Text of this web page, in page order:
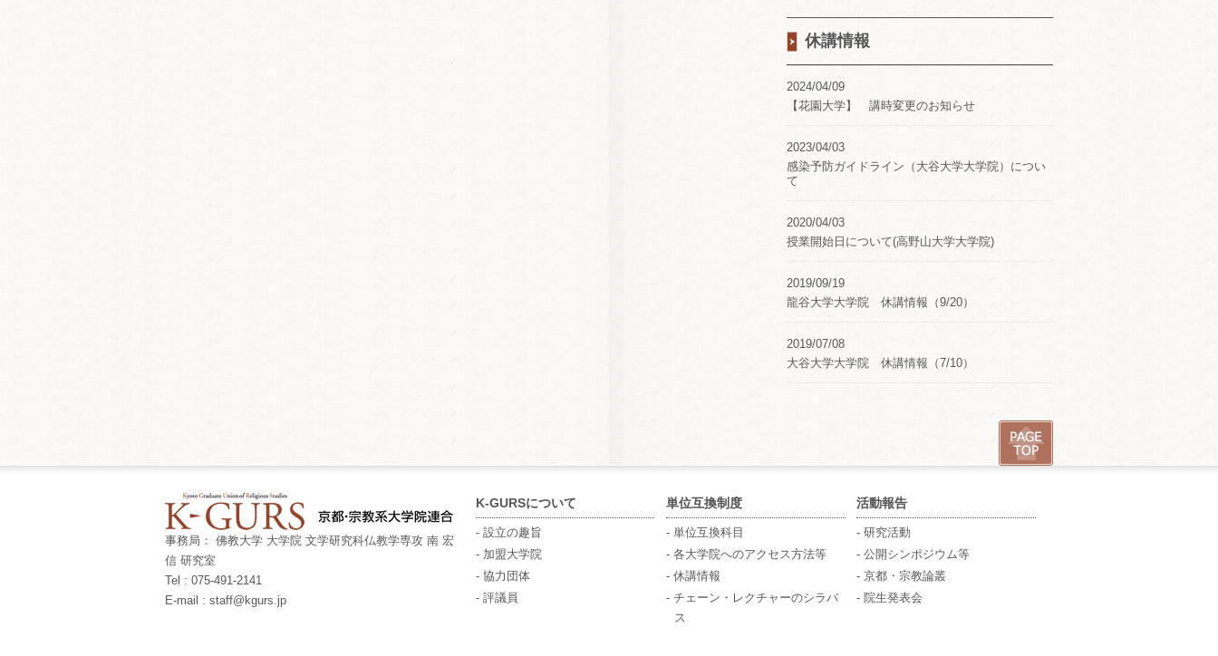
休講情報
2024/04/09
【花園大学】 講時変更のお知らせ
2023/04/03
感染予防ガイドライン（大谷大学大学院）につい
て
2020/04/03
授業開始日について(高野山大学大学院)
2019/09/19
龍谷大学大学院 休講情報（9/20）
2019/07/08
大谷大学大学院 休講情報（7/10）
事務局： 佛教大学 大学院 文学研究科仏教学専攻 南 宏
信 研究室
Tel : 075-491-2141
E-mail : staff@kgurs.jp
K-GURSについて
- 設立の趣旨
- 加盟大学院
- 協力団体
- 評議員
単位互換制度
- 単位互換科目
- 各大学院へのアクセス方法等
- 休講情報
- チェーン・レクチャーのシラバ
ス
活動報告
- 研究活動
- 公開シンポジウム等
- 京都・宗教論叢
- 院生発表会